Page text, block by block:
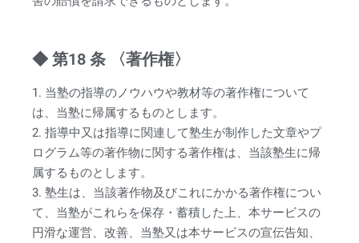
◆ 第18 条 〈著作権〉
1. 当塾の指導のノウハウや教材等の著作権について
は、当塾に帰属するものとします。
2. 指導中又は指導に関連して塾生が制作した文章やプ
ログラム等の著作物に関する著作権は、当該塾生に帰
属するものとします。
3. 塾生は、当該著作物及びこれにかかる著作権につい
て、当塾がこれらを保存・蓄積した上、本サービスの
円滑な運営、改善、当塾又は本サービスの宣伝告知、